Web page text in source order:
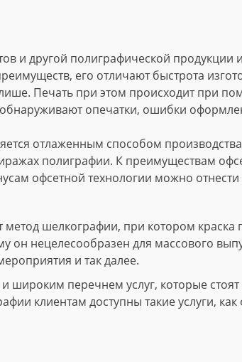
и другой полиграфической продукции
его отличают быстрота
Печать при этом происходит при
опечатки, ошибки
отлаженным способом
полиграфии. К преимуществам
офсетной технологии можно
шелкографии, при котором краска
он нецелесообразен для массового
и так далее.
перечнем услуг, которые стоят
клиентам доступны такие услуги,